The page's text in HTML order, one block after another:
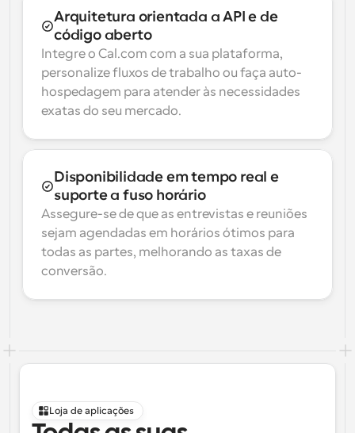
Arquitetura orientada a API e de
código aberto
Integre o Cal.com com a sua plataforma,
personalize fluxos de trabalho ou faça auto-
hospedagem para atender às necessidades
exatas do seu mercado.
Disponibilidade em tempo real e
suporte a fuso horário
Assegure-se de que as entrevistas e reuniões
sejam agendadas em horários ótimos para
todas as partes, melhorando as taxas de
conversão.
Loja de aplicações